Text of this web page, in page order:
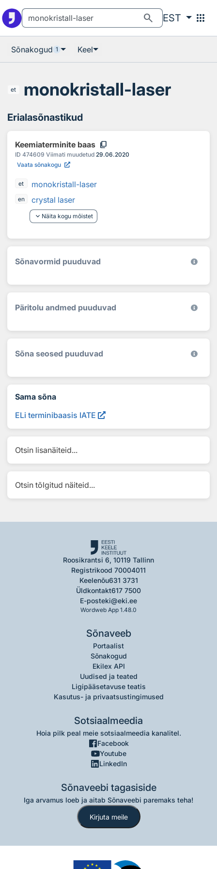
search EST apps
Sõnakogud 1 Keel
et monokristall-laser
Erialasõnastikud
Keemiaterminite baas content_copy
ID 474609 Viimati muudetud 29.06.2020
Vaata sõnakogu
et monokristall-laser
en
crystal laser
keyboard_arrow_down Näita kogu mõistet
Sõnavormid puuduvad
Päritolu andmed puuduvad
Sõna seosed puuduvad
Sama sõna
ELi terminibaasis IATE
Otsin lisanäiteid...
Otsin tõlgitud näiteid...
Roosikrantsi 6, 10119 Tallinn
Registrikood 70004011
Keelenõu631 3731
Üldkontakt617 7500
E-posteki@eki.ee
Wordweb App 1.48.0
Sõnaveeb
Portaalist
Sõnakogud
Ekilex API
Uudised ja teated
Ligipääsetavuse teatis
Kasutus- ja privaatsustingimused
Sotsiaalmeedia
Hoia pilk peal meie sotsiaalmeedia kanalitel.
Facebook
Youtube
LinkedIn
Sõnaveebi tagasiside
Iga arvamus loeb ja aitab Sõnaveebi paremaks teha!
Kirjuta meile